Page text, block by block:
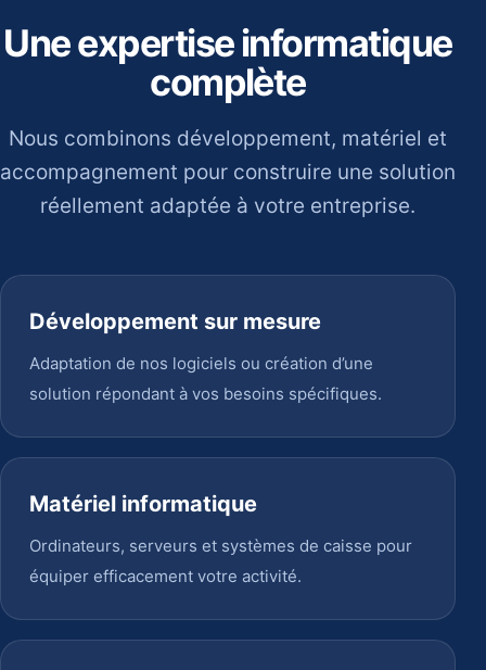
Une expertise informatique
complète
Nous combinons développement, matériel et
accompagnement pour construire une solution
réellement adaptée à votre entreprise.
Développement sur mesure
Adaptation de nos logiciels ou création d’une
solution répondant à vos besoins spécifiques.
Matériel informatique
Ordinateurs, serveurs et systèmes de caisse pour
équiper efficacement votre activité.